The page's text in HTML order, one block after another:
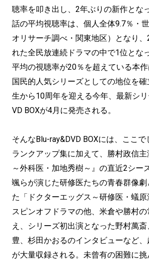
聴率を叩き出し、2年ぶりの新作とな
話の平均視聴率は、個人全体9.7％・
オリサーチ調べ・関東地区）となり
れた全民放連続ドラマの中で1位とな
平均の視聴率が20％を超えている本
国民的人気シリーズとしての地位を
生から10周年を迎える今年、最新シ
VD BOXが4月に発売される。
そんなBlu-ray&DVD BOXには、ここ
ランクアップ集に加えて、勝村政信
～外科医・加地秀樹～』の直近2シー
颯らが演じた研修医たちの青春群像
た「ドクターエッグス～研修医・蟻
スピンオフドラマの他、米倉や勝村
え、シリーズ初出演となった野村萬
豊、杉田かおるのインタビューなど
が大量収録される。未曾有の困難に